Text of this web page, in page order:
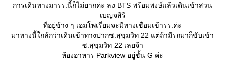
การเดินทางมารร.นี้ก็ไม่ยากค่ะ ลง BTS พร้อมพงษ์แล้วเดินเข้าสวน
เบญจสิริ
ที่อยู่ข้าง ๆ เอมโพเรี่ยมจะมีทางเชื่อมเข้ารร.ค่ะ
มาทางนี้ใกล้กว่าเดินเข้าทางปากซ.สุขุมวิท 22 แต่ถ้ามีรถมาก็ขับเข้า
ซ.สุขุมวิท 22 เลยจ้า
ห้องอาหาร Parkview อยู่ชั้น G ค่ะ